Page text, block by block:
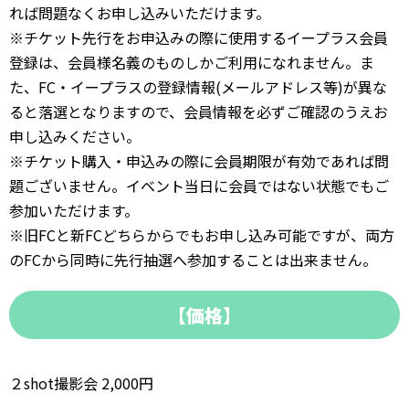
れば問題なくお申し込みいただけます。
※チケット先行をお申込みの際に使用するイープラス会員
登録は、会員様名義のものしかご利用になれません。ま
た、FC・イープラスの登録情報(メールアドレス等)が異な
ると落選となりますので、会員情報を必ずご確認のうえお
申し込みください。
※チケット購入・申込みの際に会員期限が有効であれば問
題ございません。イベント当日に会員ではない状態でもご
参加いただけます。
※旧FCと新FCどちらからでもお申し込み可能ですが、両方
のFCから同時に先行抽選へ参加することは出来ません。
【価格】
２shot撮影会 2,000円